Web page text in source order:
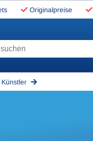
Originalpreise